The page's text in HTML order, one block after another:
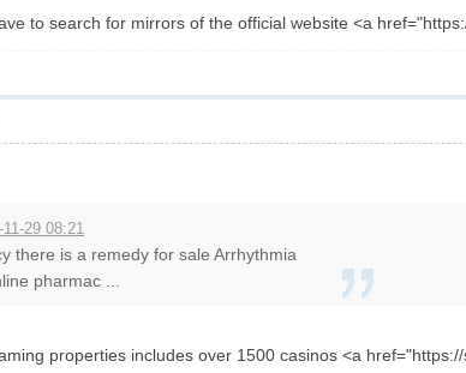
to search for mirrors of the official website <a
29 08:21
there is a remedy for sale Arrhythmia
pharmac ...
properties includes over 1500 casinos <a